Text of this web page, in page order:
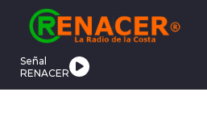
Click acá para ir directamente
Señal
RENACER